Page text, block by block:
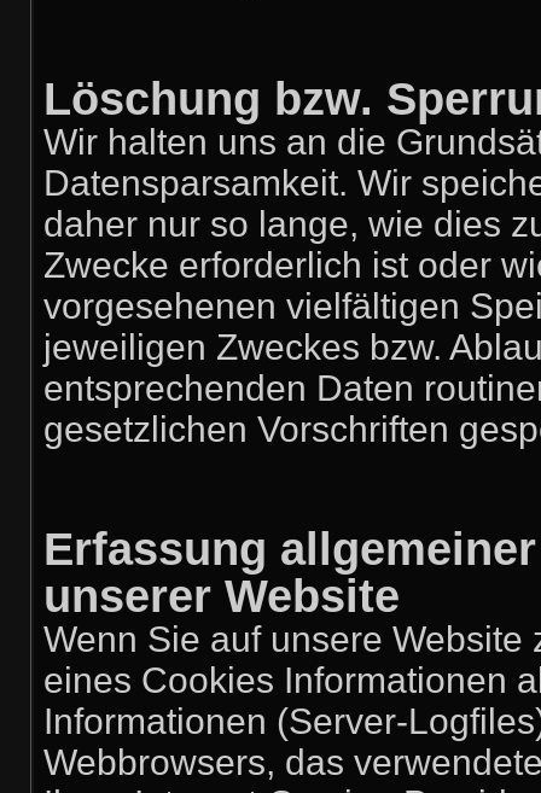
Löschung bzw.
Wir halten uns an die
Datensparsamkeit. Wir
daher nur so lange, wie dies
Zwecke erforderlich ist oder
vorgesehenen vielfältigen
jeweiligen Zweckes bzw.
entsprechenden Daten
gesetzlichen Vorschriften
Erfassung
unserer Website
Wenn Sie auf unsere
eines Cookies Informationen
Informationen (Server-
Webbrowsers, das